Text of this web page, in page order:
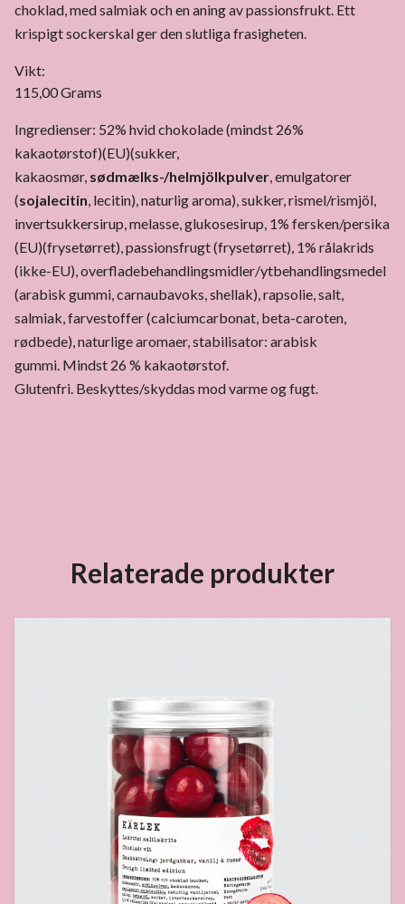
choklad, med salmiak och en aning av passionsfrukt. Ett
krispigt sockerskal ger den slutliga frasigheten.
Vikt:
115,00 Grams
Ingredienser: 52% hvid chokolade (mindst 26%
kakaotørstof)(EU)(sukker,
kakaosmør, sødmælks-/helmjölkpulver, emulgatorer
(sojalecitin, lecitin), naturlig aroma), sukker, rismel/rismjöl,
invertsukkersirup, melasse, glukosesirup, 1% fersken/persika
(EU)(frysetørret), passionsfrugt (frysetørret), 1% rålakrids
(ikke-EU), overfladebehandlingsmidler/ytbehandlingsmedel
(arabisk gummi, carnaubavoks, shellak), rapsolie, salt,
salmiak, farvestoffer (calciumcarbonat, beta-caroten,
rødbede), naturlige aromaer, stabilisator: arabisk
gummi. Mindst 26 % kakaotørstof.
Glutenfri. Beskyttes/skyddas mod varme og fugt.
Relaterade produkter